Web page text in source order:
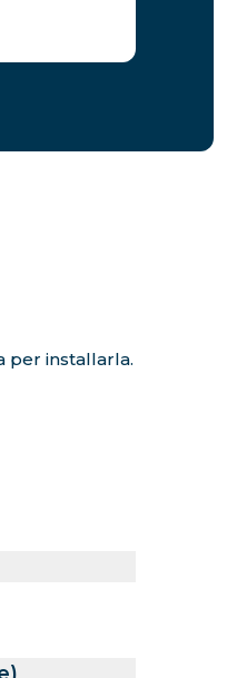
per installarla.